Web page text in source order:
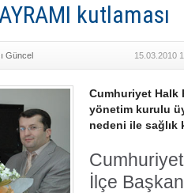
SÖZ
Mikail
Gölbaşı
İNCEK
kutlaması
Güncel 15.03.2010
Cumhuriyet Halk
yönetim kurulu
nedeni ile sağlık
İlçe